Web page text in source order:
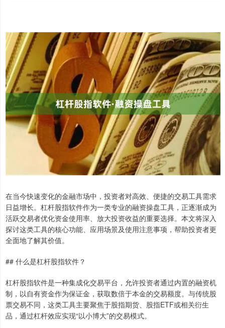
在当今快速变化的金融市场中，投资者对高效、便捷的交易工具需求
日益增长。杠杆股指软件作为一类专业的融资操盘工具，正逐渐成为
活跃交易者优化资金使用率、放大投资收益的重要选择。本文将深入
探讨这类工具的核心功能、应用场景及使用注意事项，帮助投资者更
全面地了解其价值。
## 什么是杠杆股指软件？
杠杆股指软件是一种集成化交易平台，允许投资者通过内置的融资机
制，以自有资金作为保证金，获取数倍于本金的交易额度。与传统股
票交易不同，这类工具主要聚焦于股指期货、股指ETF或相关衍生
品，通过杠杆效应实现“以小博大”的交易模式。